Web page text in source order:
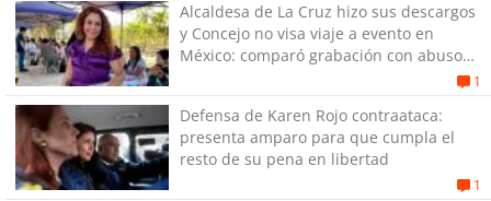
Alcaldesa de La Cruz hizo sus descargos
y Concejo no visa viaje a evento en
México: comparó grabación con abuso
1
Defensa de Karen Rojo contraataca:
presenta amparo para que cumpla el
resto de su pena en libertad
1